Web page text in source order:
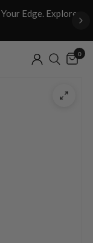
Edge. Explore
0